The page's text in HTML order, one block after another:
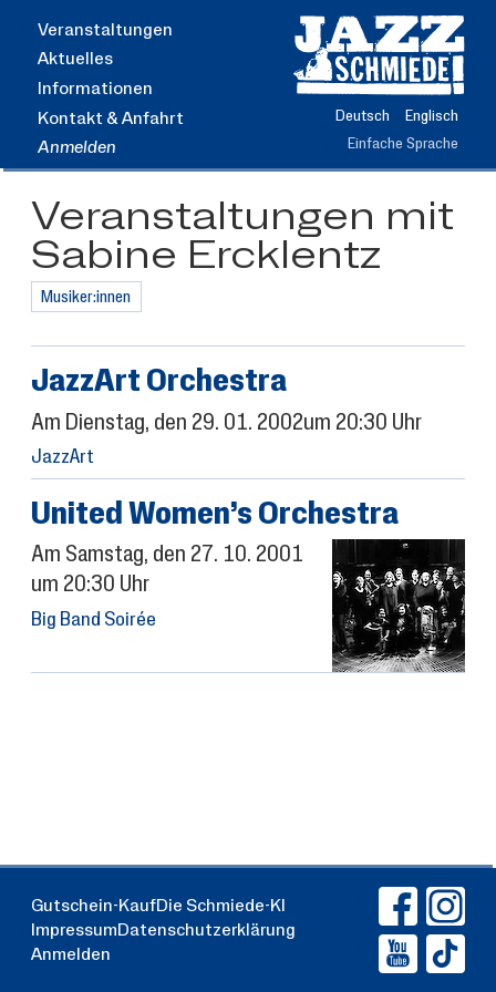
Hauptinhalt
springen
Deutsch
Englisch
Einfache Sprache
Veranstaltungen
Aktuelles
Informationen
Kontakt & Anfahrt
Anmelden
Veranstaltungen mit
Sabine Ercklentz
Musiker:innen
JazzArt Orchestra
Am Dienstag, den 29. 01. 2002um 20:30 Uhr
JazzArt
United Women’s Orchestra
Am Samstag, den 27. 10. 2001
um 20:30 Uhr
Big Band Soirée
Gutschein-KaufDie Schmiede-KI
ImpressumDatenschutzerklärung
Anmelden